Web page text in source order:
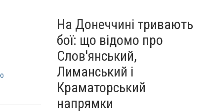
На Донеччині тривають
бої: що відомо про
Слов'янський,
Лиманський і
Краматорський
напрямки